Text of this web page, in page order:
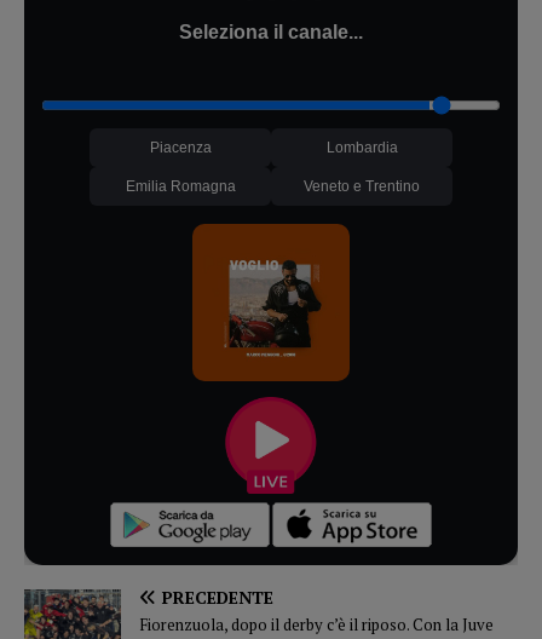
Seleziona il canale...
Piacenza Lombardia
Emilia Romagna Veneto e Trentino
PRECEDENTE
Fiorenzuola, dopo il derby c’è il riposo. Con la Juve